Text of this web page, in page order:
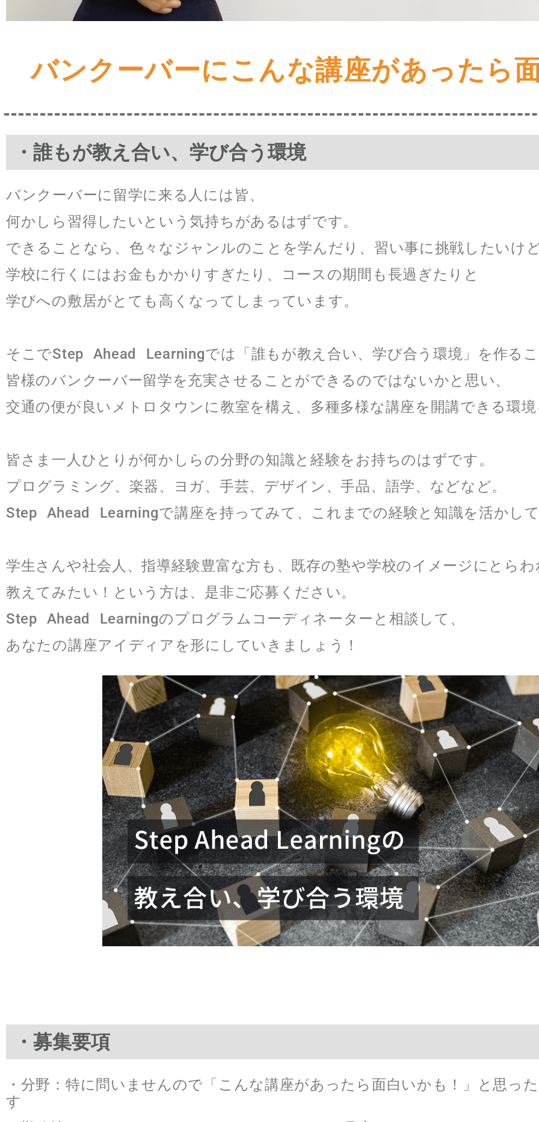
バンクーバーにこんな講座があったら
・誰もが教え合い、学び合う環境
バンクーバーに留学に来る人には皆、
何かしら習得したいという気持ちがあるはずです。
できることなら、色々なジャンルのことを学んだり、習い事に挑戦したいけ
学校に行くにはお金もかかりすぎたり、コースの期間も長過ぎたりと
学びへの敷居がとても高くなってしまっています。
そこでStep Ahead Learningでは「誰もが教え合い、学び合う環境」を作る
皆様のバンクーバー留学を充実させることができるのではないかと思い、
交通の便が良いメトロタウンに教室を構え、多種多様な講座を開講できる環境
皆さま一人ひとりが何かしらの分野の知識と経験をお持ちのはずです。
プログラミング、楽器、ヨガ、手芸、デザイン、手品、語学、などなど。
Step Ahead Learningで講座を持ってみて、これまでの経験と知識を活かし
学生さんや社会人、指導経験豊富な方も、既存の塾や学校のイメージにとらわ
教えてみたい！という方は、是非ご応募ください。
Step Ahead Learningのプログラムコーディネーターと相談して、
あなたの講座アイディアを形にしていきましょう！
・募集要項
・分野：特に問いませんので「こんな講座があったら面白いかも！」と思っ
す